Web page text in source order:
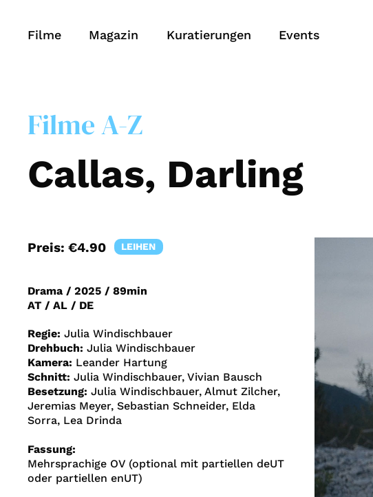
Filme Magazin Kuratierungen Events
Filme A-Z
Callas, Darling
Preis: €4.90 LEIHEN
Drama / 2025 / 89min
AT / AL / DE
Regie: Julia Windischbauer
Drehbuch: Julia Windischbauer
Kamera: Leander Hartung
Schnitt: Julia Windischbauer, Vivian Bausch
Besetzung: Julia Windischbauer, Almut Zilcher,
Jeremias Meyer, Sebastian Schneider, Elda
Sorra, Lea Drinda
Fassung:
Mehrsprachige OV (optional mit partiellen deUT
oder partiellen enUT)